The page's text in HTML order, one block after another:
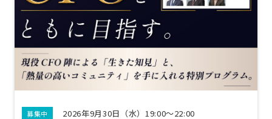
募集中 2026年9月30日（水）19:00～22:00